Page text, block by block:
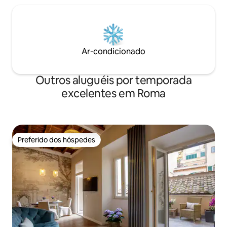
Ar-condicionado
Outros aluguéis por temporada
excelentes em Roma
Preferido dos hóspedes
Preferido dos hóspedes